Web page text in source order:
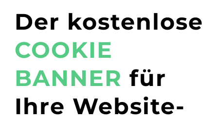
Der kostenlose
COOKIE
BANNER für
Ihre Website-